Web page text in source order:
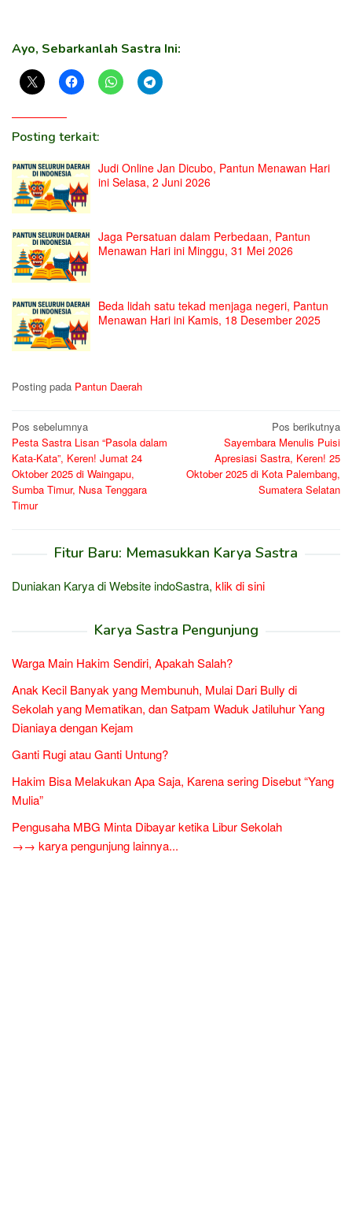
Ayo, Sebarkanlah Sastra Ini:
Posting terkait:
Judi Online Jan Dicubo, Pantun Menawan Hari
ini Selasa, 2 Juni 2026
Jaga Persatuan dalam Perbedaan, Pantun
Menawan Hari ini Minggu, 31 Mei 2026
Beda lidah satu tekad menjaga negeri, Pantun
Menawan Hari ini Kamis, 18 Desember 2025
Posting pada Pantun Daerah
Navigasi
pos
Pos sebelumnya
Pesta Sastra Lisan “Pasola dalam
Kata-Kata”, Keren! Jumat 24
Oktober 2025 di Waingapu,
Sumba Timur, Nusa Tenggara
Timur
Pos berikutnya
Sayembara Menulis Puisi
Apresiasi Sastra, Keren! 25
Oktober 2025 di Kota Palembang,
Sumatera Selatan
Fitur Baru: Memasukkan Karya Sastra
Duniakan Karya di Website indoSastra, klik di sini
Karya Sastra Pengunjung
Warga Main Hakim Sendiri, Apakah Salah?
Anak Kecil Banyak yang Membunuh, Mulai Dari Bully di
Sekolah yang Mematikan, dan Satpam Waduk Jatiluhur Yang
Dianiaya dengan Kejam
Ganti Rugi atau Ganti Untung?
Hakim Bisa Melakukan Apa Saja, Karena sering Disebut “Yang
Mulia”
Pengusaha MBG Minta Dibayar ketika Libur Sekolah
→→ karya pengunjung lainnya...